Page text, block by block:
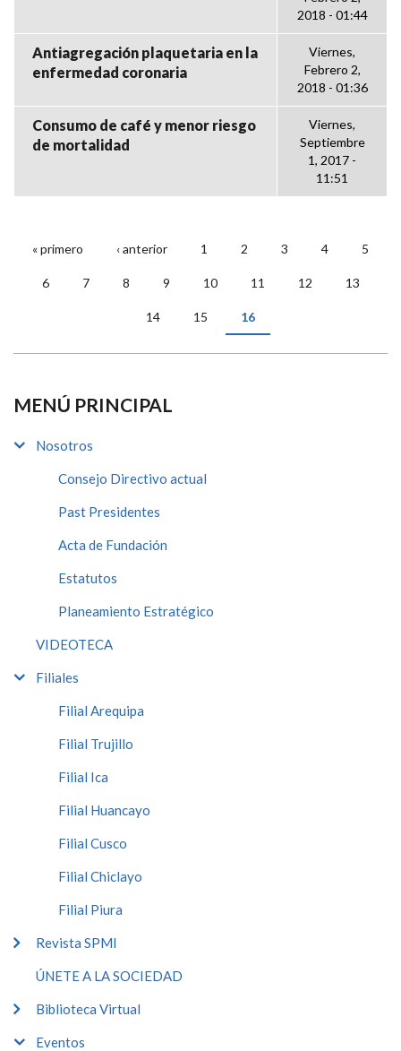
2018 - 01:44
Antiagregación plaquetaria en la
enfermedad coronaria
Viernes,
Febrero 2,
2018 - 01:36
Consumo de café y menor riesgo
de mortalidad
Viernes,
Septiembre
1, 2017 -
11:51
PÁGINAS
« primero ‹ anterior 1 2 3 4 5
6 7 8 9 10 11 12 13
14 15 16
MENÚ PRINCIPAL
Nosotros
Consejo Directivo actual
Past Presidentes
Acta de Fundación
Estatutos
Planeamiento Estratégico
VIDEOTECA
Filiales
Filial Arequipa
Filial Trujillo
Filial Ica
Filial Huancayo
Filial Cusco
Filial Chiclayo
Filial Piura
Revista SPMI
ÚNETE A LA SOCIEDAD
Biblioteca Virtual
Eventos